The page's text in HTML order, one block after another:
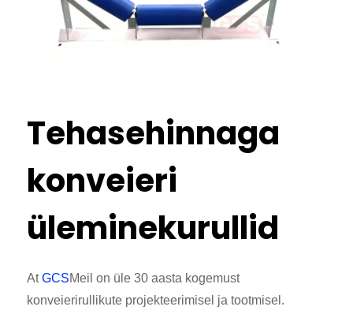
Tehasehinnaga
konveieri
üleminekurullid
AtGCSMeil on üle 30 aasta kogemust
konveierirullikute projekteerimisel ja tootmisel.